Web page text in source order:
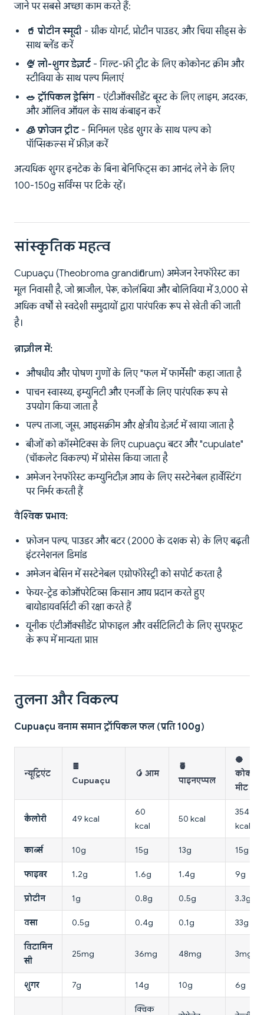
जाने पर सबसे अच्छा काम करते हैं:
🥤 प्रोटीन स्मूदी - ग्रीक योगर्ट, प्रोटीन पाउडर, और चिया सीड्स के
साथ ब्लेंड करें
🍨 लो-शुगर डेज़र्ट - गिल्ट-फ्री ट्रीट के लिए कोकोनट क्रीम और
स्टीविया के साथ पल्प मिलाएं
🥗 ट्रॉपिकल ड्रेसिंग - एंटीऑक्सीडेंट बूस्ट के लिए लाइम, अदरक,
और ऑलिव ऑयल के साथ कंबाइन करें
🧊 फ्रोजन ट्रीट - मिनिमल एडेड शुगर के साथ पल्प को
पॉप्सिकल्स में फ्रीज़ करें
अत्यधिक शुगर इनटेक के बिना बेनिफिट्स का आनंद लेने के लिए
100-150g सर्विंग्स पर टिके रहें।
सांस्कृतिक महत्व
Cupuaçu (Theobroma grandiflorum) अमेजन रेनफॉरेस्ट का
मूल निवासी है, जो ब्राजील, पेरू, कोलंबिया और बोलिविया में 3,000 से
अधिक वर्षों से स्वदेशी समुदायों द्वारा पारंपरिक रूप से खेती की जाती
है।
ब्राज़ील में:
औषधीय और पोषण गुणों के लिए "फल में फार्मेसी" कहा जाता है
पाचन स्वास्थ्य, इम्युनिटी और एनर्जी के लिए पारंपरिक रूप से
उपयोग किया जाता है
पल्प ताजा, जूस, आइसक्रीम और क्षेत्रीय डेज़र्ट में खाया जाता है
बीजों को कॉस्मेटिक्स के लिए cupuaçu बटर और "cupulate"
(चॉकलेट विकल्प) में प्रोसेस किया जाता है
अमेजन रेनफॉरेस्ट कम्युनिटीज़ आय के लिए सस्टेनेबल हार्वेस्टिंग
पर निर्भर करती हैं
वैश्विक प्रभाव:
फ्रोजन पल्प, पाउडर और बटर (2000 के दशक से) के लिए बढ़ती
इंटरनेशनल डिमांड
अमेजन बेसिन में सस्टेनेबल एग्रोफॉरेस्ट्री को सपोर्ट करता है
फेयर-ट्रेड कोऑपरेटिव्स किसान आय प्रदान करते हुए
बायोडायवर्सिटी की रक्षा करते हैं
यूनीक एंटीऑक्सीडेंट प्रोफाइल और वर्सटिलिटी के लिए सुपरफ्रूट
के रूप में मान्यता प्राप्त
तुलना और विकल्प
Cupuaçu बनाम समान ट्रॉपिकल फल (प्रति 100g)
न्यूट्रिएंट
🍫
Cupuaçu
🥭 आम
🍍
पाइनएप्पल
🥥
मीट
कैलोरी 49 kcal
60
kcal
50 kcal
354
kcal
कार्ब्स 10g 15g 13g 15g
फाइबर 1.2g 1.6g 1.4g 9g
प्रोटीन 1g 0.8g 0.5g 3.3g
वसा 0.5g 0.4g 0.1g 33g
विटामिन
सी
25mg 36mg 48mg 3mg
शुगर 7g 14g 10g 6g
क्विक